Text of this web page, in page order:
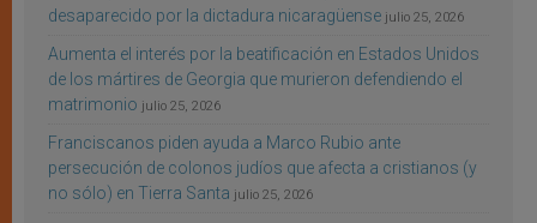
desaparecido por la dictadura nicaragüense julio 25, 2026
Aumenta el interés por la beatificación en Estados Unidos
de los mártires de Georgia que murieron defendiendo el
matrimonio julio 25, 2026
Franciscanos piden ayuda a Marco Rubio ante
persecución de colonos judíos que afecta a cristianos (y
no sólo) en Tierra Santa julio 25, 2026